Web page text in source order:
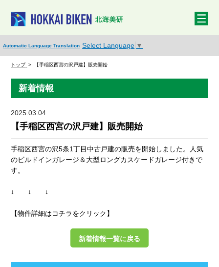
Automatic Language Translation Select Language ▼
トップ > 【手稲区西宮の沢戸建】販売開始
新着情報
2025.03.04
【手稲区西宮の沢戸建】販売開始
手稲区西宮の沢5条1丁目中古戸建の販売を開始しました。人気
のビルドインガレージ＆大型ロングカスケードガレージ付きで
す。
↓ ↓ ↓
【物件詳細はコチラをクリック】
新着情報一覧に戻る